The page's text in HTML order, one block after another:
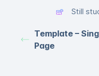
Still
Template –
Page